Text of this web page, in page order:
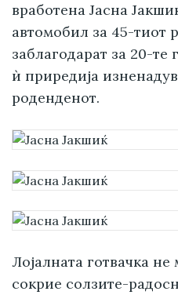
вработена Јасна
автомобил за 45-тиот
заблагодарат за 20-те
ѝ приредија
роденденот.
Лојалната готвачка
сокрие солзите-